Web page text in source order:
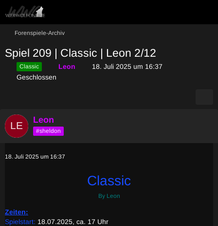
Forenspiele-Archiv
Spiel 209 | Classic | Leon 2/12
Classic Leon
18. Juli 2025 um 16:37
Geschlossen
Leon
#sheldon
18. Juli 2025 um 16:37
Classic
By Leon
Zeiten:
Spielstart: 18.07.2025, ca. 17 Uhr